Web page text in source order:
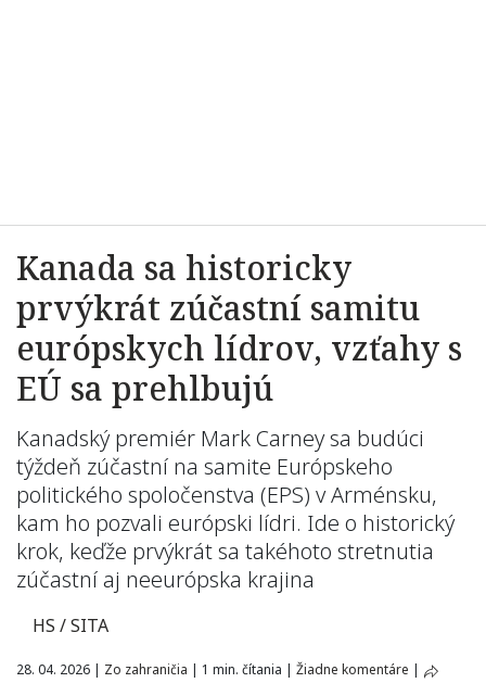
Kanada sa historicky
prvýkrát zúčastní samitu
európskych lídrov, vzťahy s
EÚ sa prehlbujú
Kanadský premiér Mark Carney sa budúci
týždeň zúčastní na samite Európskeho
politického spoločenstva (EPS) v Arménsku,
kam ho pozvali európski lídri. Ide o historický
krok, keďže prvýkrát sa takéhoto stretnutia
zúčastní aj neeurópska krajina
HS / SITA
28. 04. 2026 | Zo zahraničia | 1 min. čítania | Žiadne komentáre |